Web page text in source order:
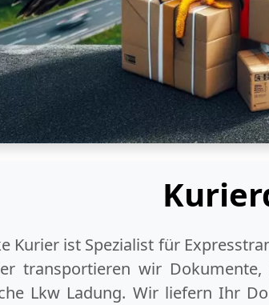
Kurier ist Spezialist für
transportieren wir
Lkw Ladung. Wir liefern Ihr